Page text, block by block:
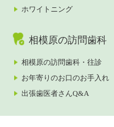
ホワイトニング
相模原の訪問歯科
相模原の訪問歯科・往診
お年寄りのお口のお手入れ
出張歯医者さんQ&A